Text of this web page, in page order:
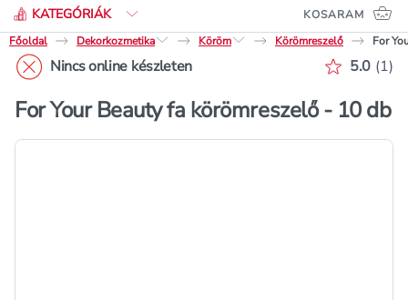
KATEGÓRIÁK
KOSARAM
Főoldal
Dekorkozmetika Köröm Körömreszelő For
Nincs online készleten 5.0 (1)
For Your Beauty fa körömreszelő - 10 db